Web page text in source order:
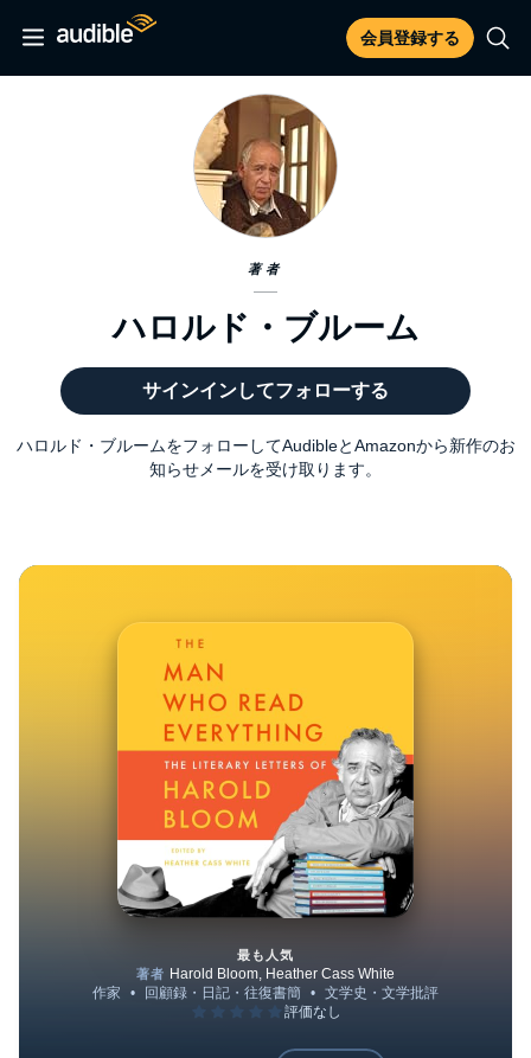
会員登録する
著者
ハロルド・ブルーム
サインインしてフォローする
ハロルド・ブルームをフォローしてAudibleとAmazonから新作のお
知らせメールを受け取ります。
The Man Who Read
最も人気